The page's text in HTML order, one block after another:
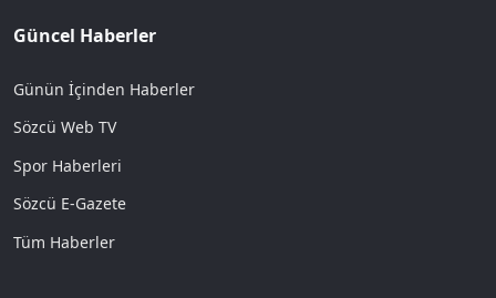
Güncel Haberler
Günün İçinden Haberler
Sözcü Web TV
Spor Haberleri
Sözcü E-Gazete
Tüm Haberler